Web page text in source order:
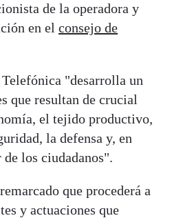
de la operadora y
en el consejo de
"desarrolla un
que resultan de crucial
el tejido productivo,
la defensa y, en
los ciudadanos".
que procederá a
y actuaciones que